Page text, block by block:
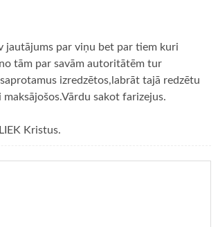
jautājums par viņu bet par tiem kuri
tām par savām autoritātēm tur
izredzētos,labrāt tajā redzētu
sakot farizejus.
Kristus.